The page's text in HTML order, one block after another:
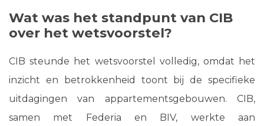
Wat was het standpunt van CIB
over het wetsvoorstel?
CIB steunde het wetsvoorstel volledig, omdat het
inzicht en betrokkenheid toont bij de specifieke
uitdagingen van appartementsgebouwen. CIB,
samen met Federia en BIV, werkte aan